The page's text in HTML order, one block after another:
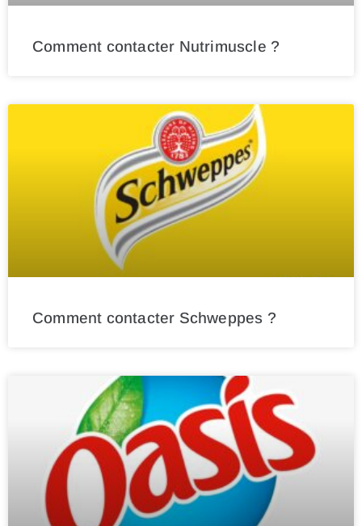
Comment contacter Nutrimuscle ?
Comment contacter Schweppes ?